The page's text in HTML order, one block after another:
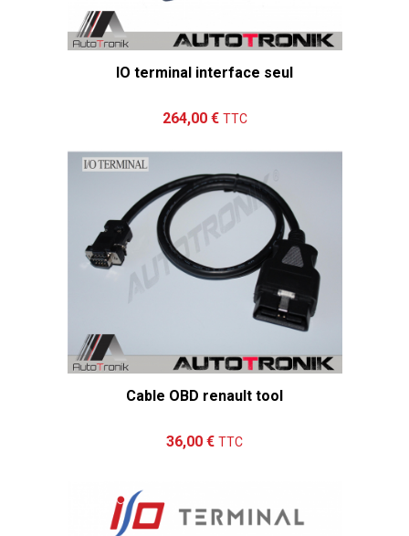
IO terminal interface seul
264,00 € TTC
Cable OBD renault tool
36,00 € TTC